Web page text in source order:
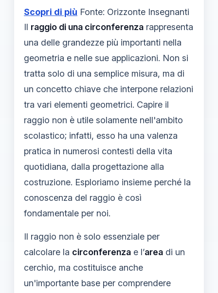
Scopri di più Fonte: Orizzonte Insegnanti
Il raggio di una circonferenza rappresenta
una delle grandezze più importanti nella
geometria e nelle sue applicazioni. Non si
tratta solo di una semplice misura, ma di
un concetto chiave che interpone relazioni
tra vari elementi geometrici. Capire il
raggio non è utile solamente nell'ambito
scolastico; infatti, esso ha una valenza
pratica in numerosi contesti della vita
quotidiana, dalla progettazione alla
costruzione. Esploriamo insieme perché la
conoscenza del raggio è così
fondamentale per noi.
Il raggio non è solo essenziale per
calcolare la circonferenza e l’area di un
cerchio, ma costituisce anche
un'importante base per comprendere